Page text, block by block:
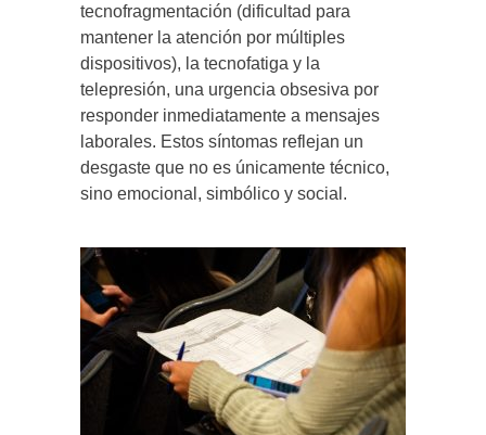
tecnofragmentación (dificultad para
mantener la atención por múltiples
dispositivos), la tecnofatiga y la
telepresión, una urgencia obsesiva por
responder inmediatamente a mensajes
laborales. Estos síntomas reflejan un
desgaste que no es únicamente técnico,
sino emocional, simbólico y social.